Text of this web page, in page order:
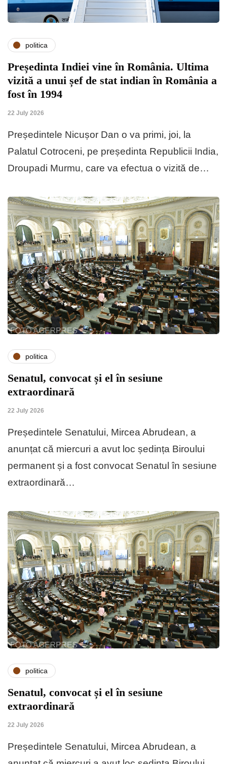
politica
Președinta Indiei vine în România. Ultima
vizită a unui șef de stat indian în România a
fost în 1994
22 July 2026
Președintele Nicușor Dan o va primi, joi, la
Palatul Cotroceni, pe președinta Republicii India,
Droupadi Murmu, care va efectua o vizită de…
politica
Senatul, convocat și el în sesiune
extraordinară
22 July 2026
Președintele Senatului, Mircea Abrudean, a
anunțat că miercuri a avut loc ședința Biroului
permanent și a fost convocat Senatul în sesiune
extraordinară…
politica
Senatul, convocat și el în sesiune
extraordinară
22 July 2026
Președintele Senatului, Mircea Abrudean, a